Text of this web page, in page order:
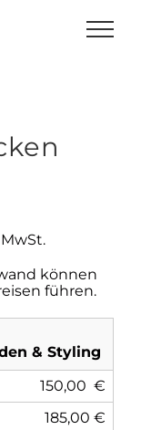
können
führen.
& Styling
150,00 €
185,00 €